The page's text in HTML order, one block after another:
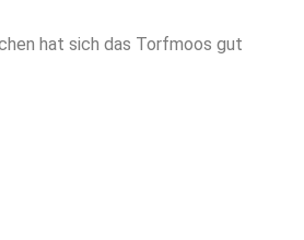
hat sich das Torfmoos gut